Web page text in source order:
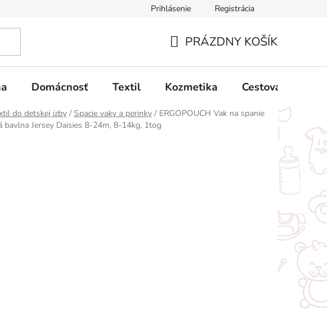
Obchodné podmienky Podmienky ochrany
Prihlásenie Registrácia
KOŠÍK
PRÁZDNY KOŠÍK
Domácnosť Textil Kozmetika Cestovanie
do detskej izby / Spacie vaky a perinky / ERGOPOUCH Vak na spanie
bavlna Jersey Daisies 8-24m, 8-14kg, 1tog